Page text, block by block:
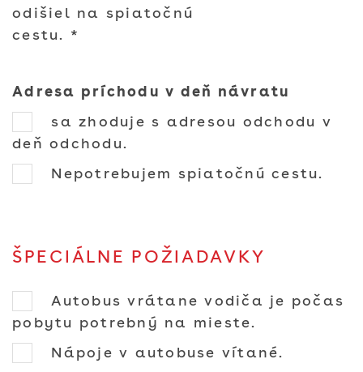
odišiel na spiatočnú
cestu. *
Adresa príchodu v deň návratu
sa zhoduje s adresou odchodu v
deň odchodu.
Nepotrebujem spiatočnú cestu.
ŠPECIÁLNE POŽIADAVKY
Autobus vrátane vodiča je počas
pobytu potrebný na mieste.
Nápoje v autobuse vítané.